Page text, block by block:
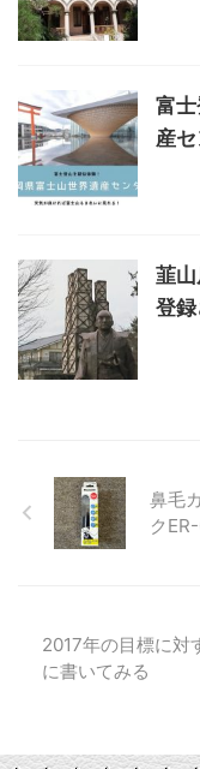
富
産
韮
登録
鼻毛
ク
2017年の目標に対
に書いてみる